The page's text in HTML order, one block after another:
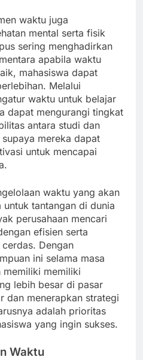
waktu juga
mental serta fisik
sering menghadirkan
apabila waktu
mahasiswa dapat
Melalui
waktu untuk belajar
dapat mengurangi tingkat
antara studi dan
mereka dapat
untuk mencapai
waktu yang akan
tantangan di dunia
perusahaan mencari
efisien serta
Dengan
ini selama masa
memiliki memiliki
lebih besar di pasar
dan menerapkan strategi
adalah prioritas
yang ingin sukses.
Waktu